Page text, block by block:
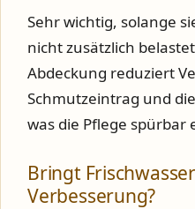
Sehr wichtig, solange
nicht zusätzlich
Abdeckung reduziert
Schmutzeintrag und
was die Pflege spürbar
Bringt
Verbesserung?